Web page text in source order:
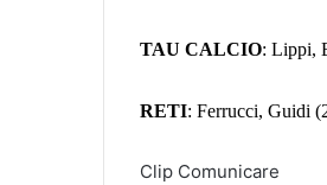
TAU CALCIO: Lippi,
RETI: Ferrucci, Guidi
Clip Comunicare